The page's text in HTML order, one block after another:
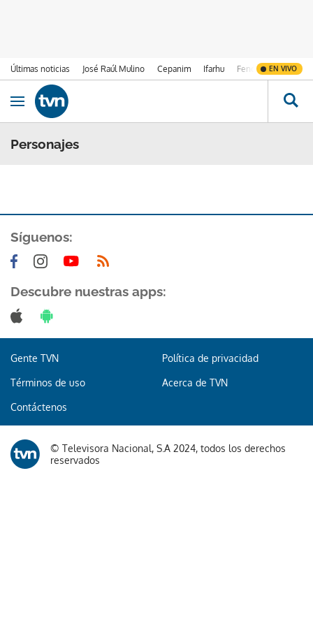
Últimas noticias José Raúl Mulino Cepanim Ifarhu Fenómeno de El
EN VIVO
Ir al contenido
Obrir navegació
Personajes
Síguenos:
Descubre nuestras apps:
Gente TVN Política de privacidad
Términos de uso Acerca de TVN
Contáctenos
© Televisora Nacional, S.A 2024, todos los derechos
reservados